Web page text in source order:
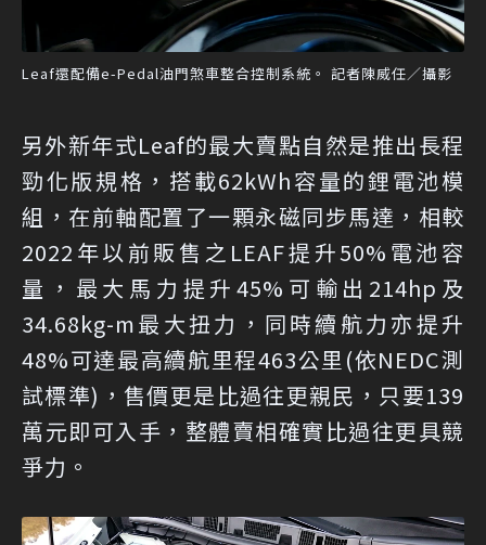
Leaf還配備e-Pedal油門煞車整合控制系統。 記者陳威任／攝影
另外新年式Leaf的最大賣點自然是推出長程
勁化版規格，搭載62kWh容量的鋰電池模
組，在前軸配置了一顆永磁同步馬達，相較
2022年以前販售之LEAF提升50%電池容
量，最大馬力提升45%可輸出214hp及
34.68kg-m最大扭力，同時續航力亦提升
48%可達最高續航里程463公里(依NEDC測
試標準)，售價更是比過往更親民，只要139
萬元即可入手，整體賣相確實比過往更具競
爭力。